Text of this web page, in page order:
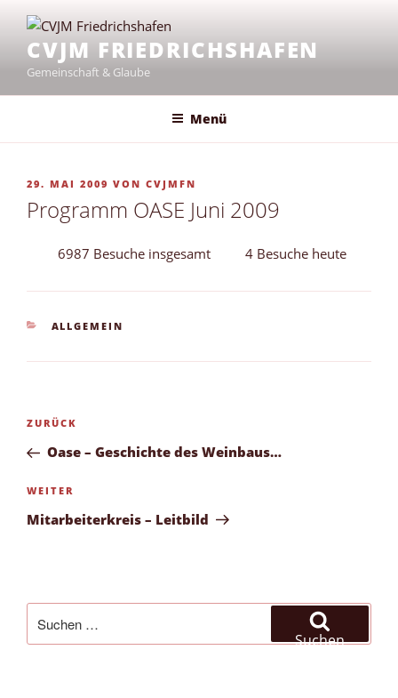
Inhalt
springenCVJM FRIEDRICHSHAFEN
Gemeinschaft & Glaube
Menü
VERÖFFENTLICHT
29. MAI 2009 VON CVJMFN
Programm OASE Juni 2009
6987 Besuche insgesamt 4 Besuche heute
KATEGORIEN
ALLGEMEIN
Beitragsnavigation
Vorheriger
Beitrag
ZURÜCK
Oase – Geschichte des Weinbaus…
Nächster
Beitrag
WEITER
Mitarbeiterkreis – Leitbild
nach:
Suchen